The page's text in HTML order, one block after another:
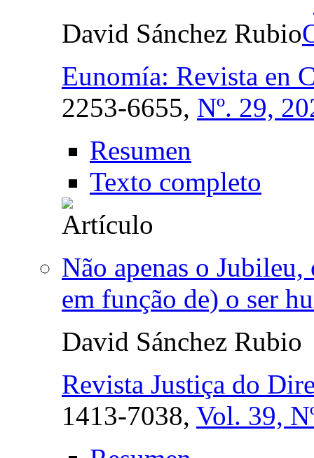
David Sánchez Rubio
Eunomía: Revista en
2253-6655, Nº. 29,
Resumen
Texto completo
Não apenas o Jubileu,
em função de) o ser
David Sánchez Rubio
Revista Justiça do
1413-7038, Vol. 39,